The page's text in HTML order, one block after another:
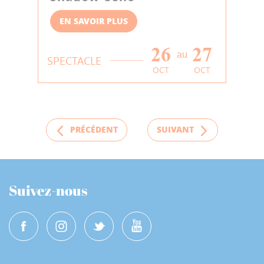
EN SAVOIR PLUS
SPECTACLE 26
OCT
au 27
OCT
PRÉCÉDENT SUIVANT
Suivez-nous